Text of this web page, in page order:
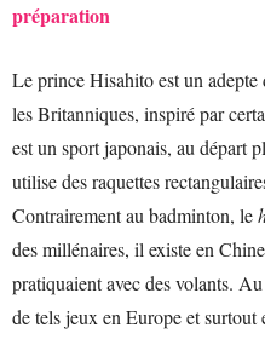
préparation
Le prince Hisahito est un
les Britanniques, inspiré par
est un sport japonais, au départ
utilise des raquettes
Contrairement au badminton, le
des millénaires, il existe en
pratiquaient avec des volants.
de tels jeux en Europe et surtout